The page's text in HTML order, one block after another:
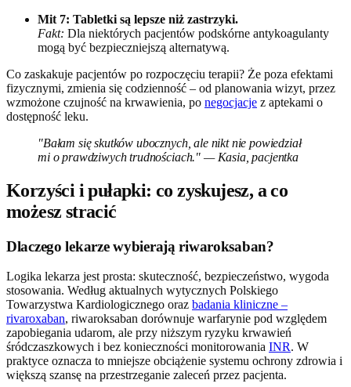
Mit 7: Tabletki są lepsze niż zastrzyki.
Fakt: Dla niektórych pacjentów podskórne antykoagulanty
mogą być bezpieczniejszą alternatywą.
Co zaskakuje pacjentów po rozpoczęciu terapii? Że poza efektami
fizycznymi, zmienia się codzienność – od planowania wizyt, przez
wzmożone czujność na krwawienia, po negocjacje z aptekami o
dostępność leku.
"Bałam się skutków ubocznych, ale nikt nie powiedział
mi o prawdziwych trudnościach." — Kasia, pacjentka
Korzyści i pułapki: co zyskujesz, a co
możesz stracić
Dlaczego lekarze wybierają riwaroksaban?
Logika lekarza jest prosta: skuteczność, bezpieczeństwo, wygoda
stosowania. Według aktualnych wytycznych Polskiego
Towarzystwa Kardiologicznego oraz badania kliniczne –
rivaroxaban, riwaroksaban dorównuje warfarynie pod względem
zapobiegania udarom, ale przy niższym ryzyku krwawień
śródczaszkowych i bez konieczności monitorowania INR. W
praktyce oznacza to mniejsze obciążenie systemu ochrony zdrowia i
większą szansę na przestrzeganie zaleceń przez pacjenta.